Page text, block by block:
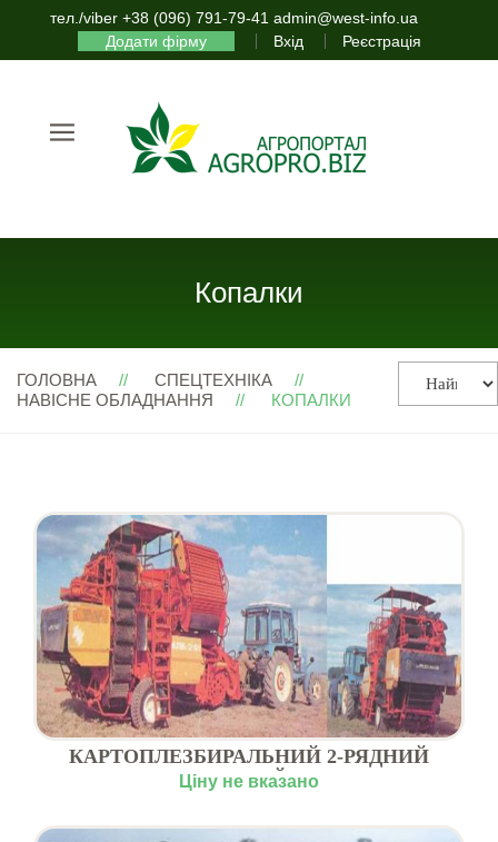
тел./viber +38 (096) 791-79-41 admin@west-info.ua
Додати фірму
Вхід Реєстрація
Копалки
ГОЛОВНА
СПЕЦТЕХНІКА
НАВІСНЕ ОБЛАДНАННЯ
КОПАЛКИ
КАРТОПЛЕЗБИРАЛЬНИЙ 2-РЯДНИЙ
КОМБАЙН
Ціну не вказано